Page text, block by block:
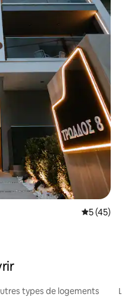
Note
5 (45)
types de logements